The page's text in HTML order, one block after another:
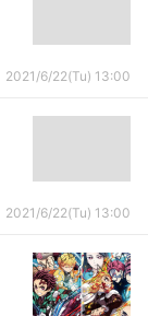
2021/6/22(Tu) 13:00
2021/6/22(Tu) 13:00